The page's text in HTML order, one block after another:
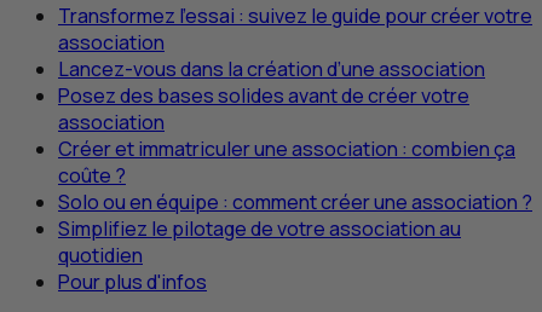
Transformez l’essai : suivez le guide pour créer votre
association
Lancez-vous dans la création d’une association
Posez des bases solides avant de créer votre
association
Créer et immatriculer une association : combien ça
coûte ?
Solo ou en équipe : comment créer une association ?
Simplifiez le pilotage de votre association au
quotidien
Pour plus d'infos